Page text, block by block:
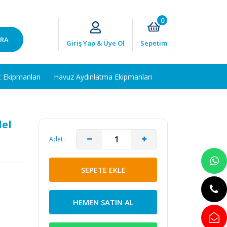
Giriş Yap & Üye Ol
0
Sepetim
Havuz Aydınlatma Ekipmanları
Adet :
SEPETE EKLE
HEMEN SATIN AL